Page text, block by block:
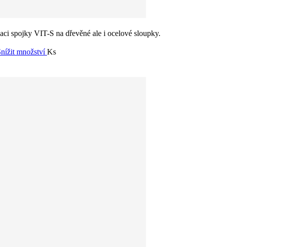
spojky VIT-S na dřevěné ale i ocelové sloupky.
množstvíKs